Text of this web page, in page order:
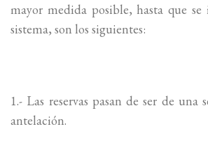
mayor medida posible, hasta que
sistema, son los siguientes:
1.- Las reservas pasan de ser de una
antelación.